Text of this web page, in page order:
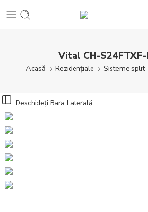
Vital CH-S24FTXF-
Acasă Rezidențiale Sisteme split
Deschideți Bara Laterală